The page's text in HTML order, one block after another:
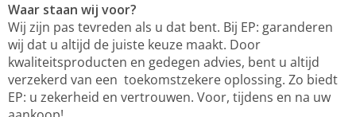
Waar staan wij voor?
Wij zijn pas tevreden als u dat bent. Bij EP: garanderen
wij dat u altijd de juiste keuze maakt. Door
kwaliteitsproducten en gedegen advies, bent u altijd
verzekerd van een toekomstzekere oplossing. Zo biedt
EP: u zekerheid en vertrouwen. Voor, tijdens en na uw